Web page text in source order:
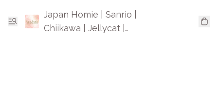
Japan Homie | Sanrio |
Chiikawa | Jellycat |